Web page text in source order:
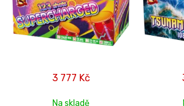
3 777 Kč
Na skladě